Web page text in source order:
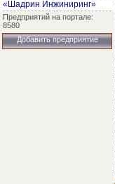
«Шадрин Инжиниринг»
Предприятий на портале:
8580
Добавить предприятие